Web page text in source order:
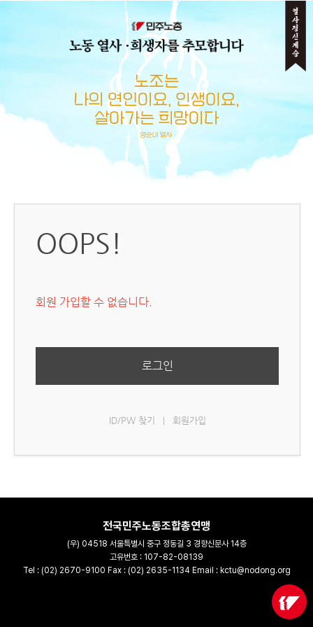
메뉴 건너뛰기
OOPS!
회원 가입할 수 없습니다.
로그인
ID/PW 찾기 회원가입
전국민주노동조합총연맹
(우) 04518 서울특별시 중구 정동길 3 경향신문사 14층
고유번호 : 107-82-08139
Tel : (02) 2670-9100 Fax : (02) 2635-1134 Email : kctu@nodong.org